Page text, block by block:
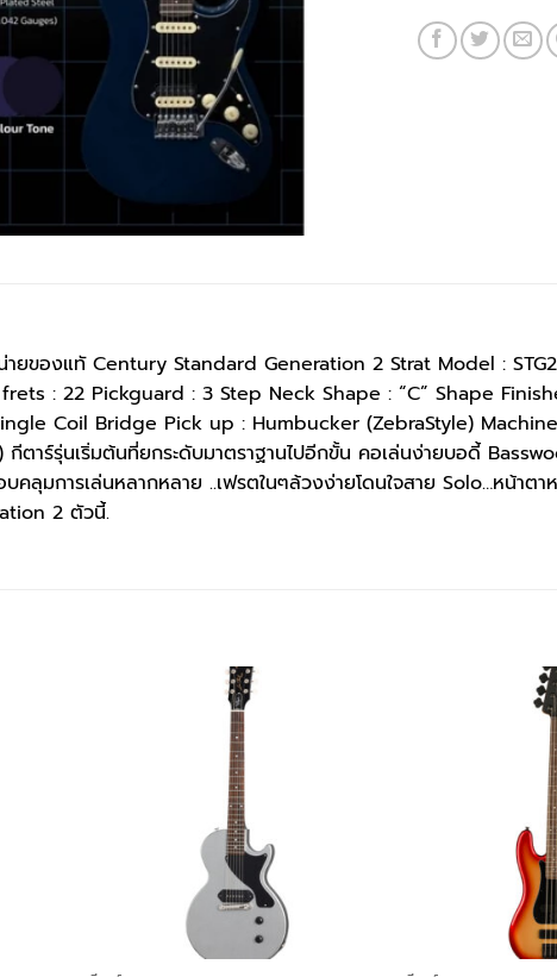
ยของแทั Century Standard Generation 2 Strat Model :
: 22 Pickguard : 3 Step Neck Shape : “C” Shape
Coil Bridge Pick up : Humbucker (ZebraStyle)
ตาร์รุ่นเริ่มต้นที่ยกระดับมาตราฐานไปอีกขั้น คอเล่นง่ายบอดี้
คลุมการเล่นหลากหลาย ..เฟรตในๆล้วงง่ายโดนใจสาย Solo…หน้า
2 ตัวนี้.